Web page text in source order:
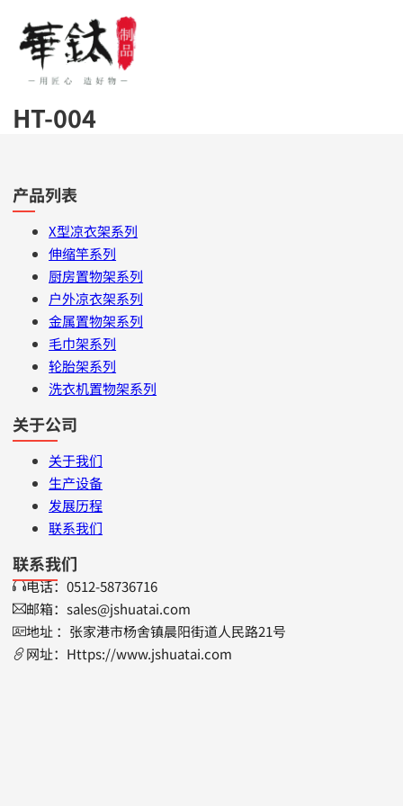
HT-004
产品列表
X型凉衣架系列
伸缩竿系列
厨房置物架系列
户外凉衣架系列
金属置物架系列
毛巾架系列
轮胎架系列
洗衣机置物架系列
关于公司
关于我们
生产设备
发展历程
联系我们
联系我们
电话：0512-58736716
邮箱：sales@jshuatai.com
地址 ：张家港市杨舍镇晨阳街道人民路21号
网址：Https://www.jshuatai.com